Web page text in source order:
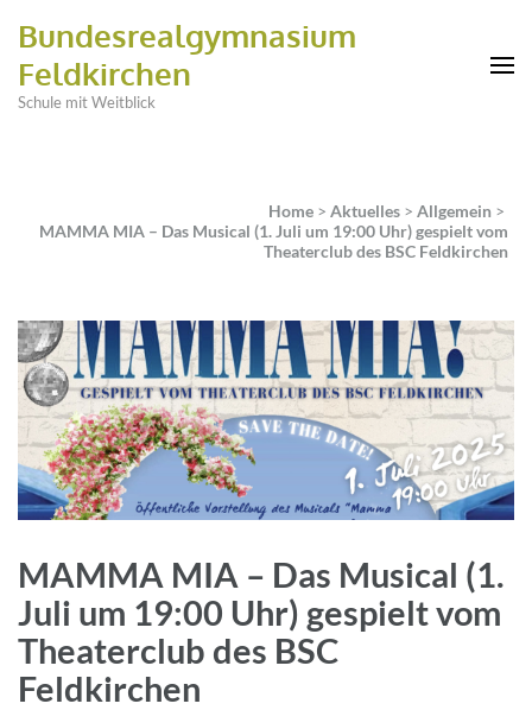
Bundesrealgymnasium
Feldkirchen
Schule mit Weitblick
Home > Aktuelles > Allgemein >
MAMMA MIA – Das Musical (1. Juli um 19:00 Uhr) gespielt vom
Theaterclub des BSC Feldkirchen
MAMMA MIA – Das Musical (1.
Juli um 19:00 Uhr) gespielt vom
Theaterclub des BSC
Feldkirchen